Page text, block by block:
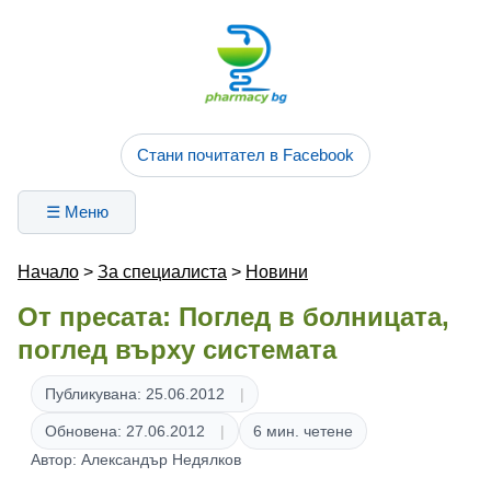
Стани почитател в Facebook
☰ Меню
Начало > За специалиста > Новини
От пресата: Поглед в болницата,
поглед върху системата
Публикувана: 25.06.2012
Обновена: 27.06.2012
6 мин. четене
Автор: Александър Недялков